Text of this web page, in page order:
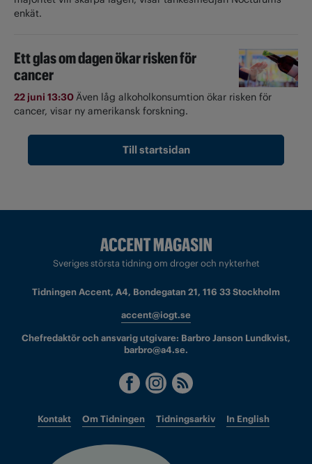
enkät.
Ett glas om dagen ökar risken för
cancer
22 juni 13:30Även låg alkoholkonsumtion ökar risken för
cancer, visar ny amerikansk forskning.
Till startsidan
Sveriges största tidning om droger och nykterhet
Tidningen Accent, A4, Bondegatan 21, 116 33 Stockholm
accent@iogt.se
Chefredaktör och ansvarig utgivare: Barbro Janson Lundkvist,
barbro@a4.se.
Kontakt Om Tidningen Tidningsarkiv In English